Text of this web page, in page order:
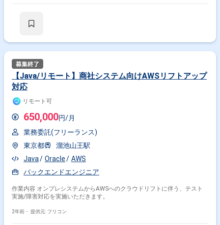
【Java/リモート】商社システム向けAWSリフトアップ
対応
リモート可
650,000円/月
業務委託(フリーランス)
東京都
溜池山王駅
Java
Oracle
AWS
バックエンドエンジニア
作業内容 オンプレシステムからAWSへのクラウドリフトに伴う、テスト
実施/障害対応を実施いただきます。
2年前・ 提供元: フリコン